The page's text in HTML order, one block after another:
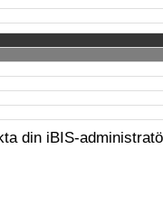
din iBIS-